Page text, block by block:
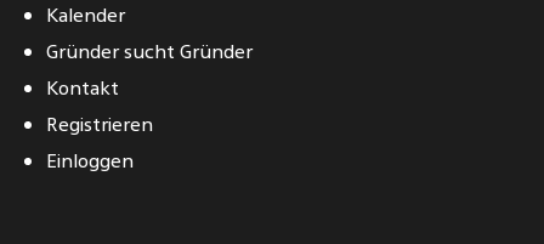
Kalender
Gründer sucht Gründer
Kontakt
Registrieren
Einloggen